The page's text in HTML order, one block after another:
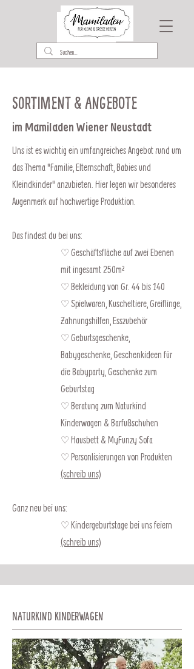
Sortiment & Angebote
im Mamiladen Wiener Neustadt
Uns ist es wichtig ein umfangreiches Angebot rund um
das Thema "Familie, Elternschaft, Babies und
Kleindkinder" anzubieten. Hier legen wir besonderes
Augenmerk auf hochwertige Produktion.
Das findest du bei uns:
♡ Geschäftsfläche auf zwei Ebenen
mit ingesamt 250m²
♡ Bekleidung von Gr. 44 bis 140
♡ Spielwaren, Kuscheltiere, Greiflinge,
Zahnungshilfen, Esszubehör
♡ Geburtsgeschenke,
Babygeschenke, Geschenkideen für
die Babyparty, Geschenke zum
Geburtstag
♡ Beratung zum Naturkind
Kinderwagen & Barfußschuhen
♡ Hausbett & MyFunzy Sofa
♡ Personlisierungen von Produkten
(schreib uns)
Ganz neu bei uns:
♡ Kindergeburtstage bei uns feiern
(schreib uns)
Naturkind Kinderwagen